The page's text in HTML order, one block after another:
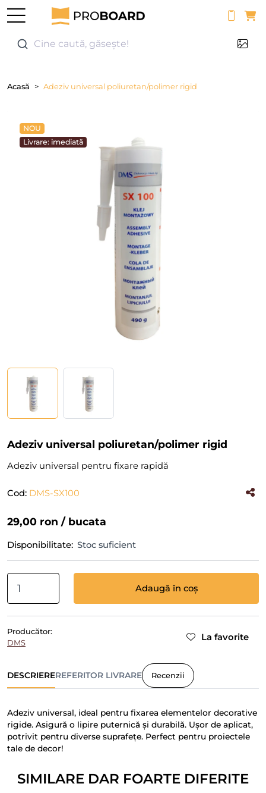
Cine caută, găsește!
Acasă Adeziv universal poliuretan/polimer rigid
NOU
Livrare: imediată
Adeziv universal poliuretan/polimer rigid
Adeziv universal pentru fixare rapidă
Cod: DMS-SX100
29,00 ron / bucata
Disponibilitate: Stoc suficient
Adaugă în coș
Producător:
DMS
La favorite
DESCRIEREREFERITOR LIVRARE Recenzii
Adeziv universal, ideal pentru fixarea elementelor decorative
rigide. Asigură o lipire puternică și durabilă. Ușor de aplicat,
potrivit pentru diverse suprafețe. Perfect pentru proiectele
tale de decor!
SIMILARE DAR FOARTE DIFERITE